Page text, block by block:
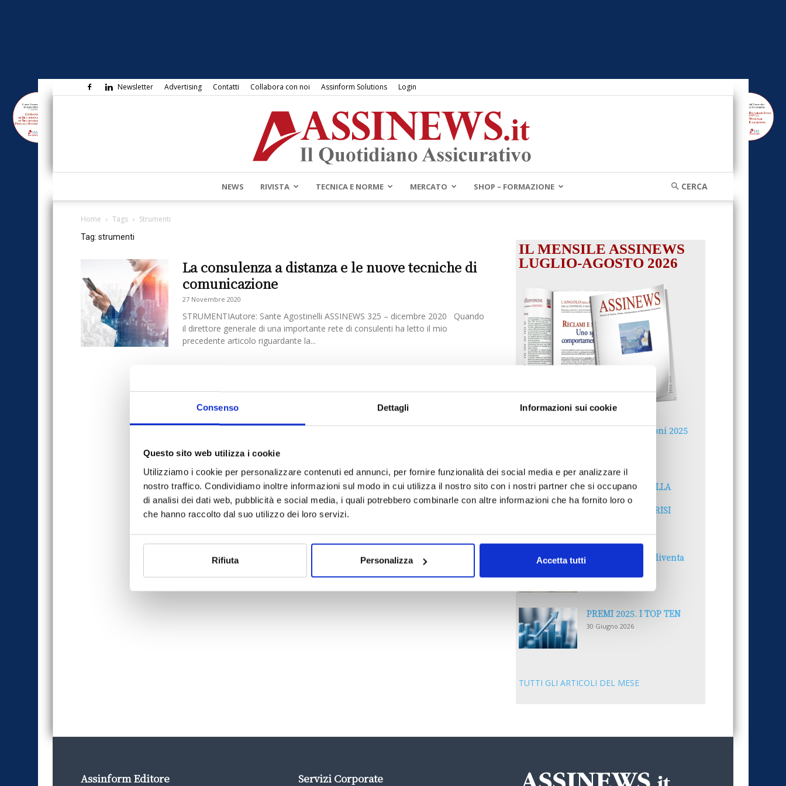
Consenso Dettagli Informazioni sui cookie
Questo sito web utilizza i cookie
Utilizziamo i cookie per personalizzare contenuti ed annunci, per fornire funzionalità dei social media e per analizzare il
nostro traffico. Condividiamo inoltre informazioni sul modo in cui utilizza il nostro sito con i nostri partner che si occupano
di analisi dei dati web, pubblicità e social media, i quali potrebbero combinarle con altre informazioni che ha fornito loro o
che hanno raccolto dal suo utilizzo dei loro servizi.
Rifiuta Personalizza Accetta tutti
Newsletter Advertising Contatti Collabora con noi Assinform Solutions Login
Assinews.it
NEWS RIVISTA TECNICA E NORME MERCATO SHOP – FORMAZIONE
Home Tags Strumenti
Tag: strumenti
La consulenza a distanza e le nuove tecniche di
comunicazione
27 Novembre 2020
STRUMENTIAutore: Sante Agostinelli ASSINEWS 325 – dicembre 2020 Quando
il direttore generale di una importante rete di consulenti ha letto il mio
precedente articolo riguardante la...
IL MENSILE ASSINEWS
LUGLIO-AGOSTO 2026
Reclami e sanzioni 2025
LA GESTIONE DELLA
REPUTAZIONE.
RECENSIONI E CRISI
30 Giugno 2026
Il “Modulo CAI” diventa
PREMI 2025. I TOP TEN
30 Giugno 2026
TUTTI GLI ARTICOLI DEL MESE
Assinform Editore Servizi Corporate